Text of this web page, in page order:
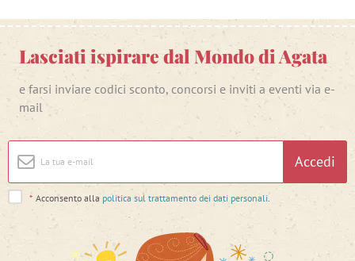
Lasciati ispirare dal Mondo di Agata
e farsi inviare codici sconto, concorsi e inviti a eventi via e-
mail
Accedi
* Acconsento alla politica sul trattamento dei dati personali